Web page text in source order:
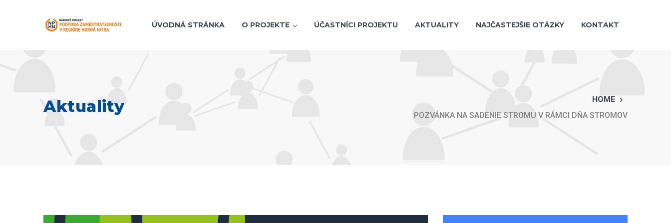
ÚVODNÁ STRÁNKA O PROJEKTE ÚČASTNÍCI PROJEKTU AKTUALITY NAJČASTEJŠIE OTÁZKY KONTAKT
Aktuality
HOME
POZVÁNKA NA SADENIE STROMU V RÁMCI DŇA STROMOV